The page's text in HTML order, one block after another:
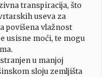
transpiracija, što
useva za
povišena vlažnost
usisne moći, te mogu
u manjoj
sloju zemljišta